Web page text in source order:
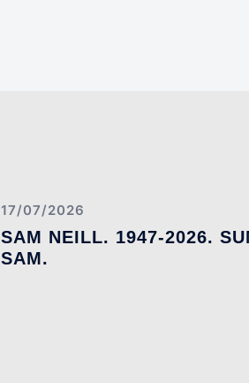
17/07/2026
SAM NEILL. 1947-2026.
SAM.